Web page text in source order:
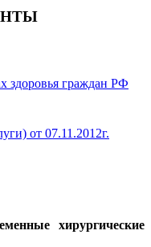
здоровья граждан РФ
от 07.11.2012г.
хирургические